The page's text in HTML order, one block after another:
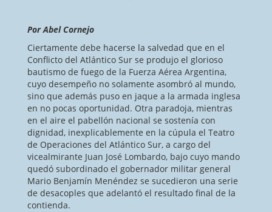
Por Abel Cornejo
Ciertamente debe hacerse la salvedad que en el
Conflicto del Atlántico Sur se produjo el glorioso
bautismo de fuego de la Fuerza Aérea Argentina,
cuyo desempeño no solamente asombró al mundo,
sino que además puso en jaque a la armada inglesa
en no pocas oportunidad. Otra paradoja, mientras
en el aire el pabellón nacional se sostenía con
dignidad, inexplicablemente en la cúpula el Teatro
de Operaciones del Atlántico Sur, a cargo del
vicealmirante Juan José Lombardo, bajo cuyo mando
quedó subordinado el gobernador militar general
Mario Benjamín Menéndez se sucedieron una serie
de desacoples que adelantó el resultado final de la
contienda.